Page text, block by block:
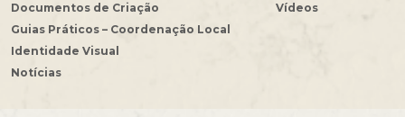
Documentos de Criação
Guias Práticos – Coordenação Local
Identidade Visual
Vídeos
Notícias